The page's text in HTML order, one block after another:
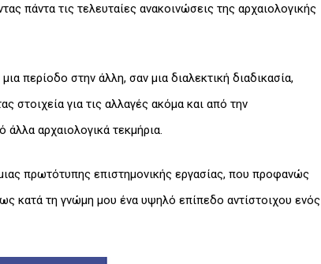
πάντα τις τελευταίες ανακοινώσεις της αρχαιολογικής
περίοδο στην άλλη, σαν μια διαλεκτική διαδικασία,
για τις αλλαγές ακόμα και από την
αρχαιολογικά τεκμήρια.
πρωτότυπης επιστημονικής εργασίας, που προφανώς
κατά τη γνώμη μου ένα υψηλό επίπεδο αντίστοιχου ενός